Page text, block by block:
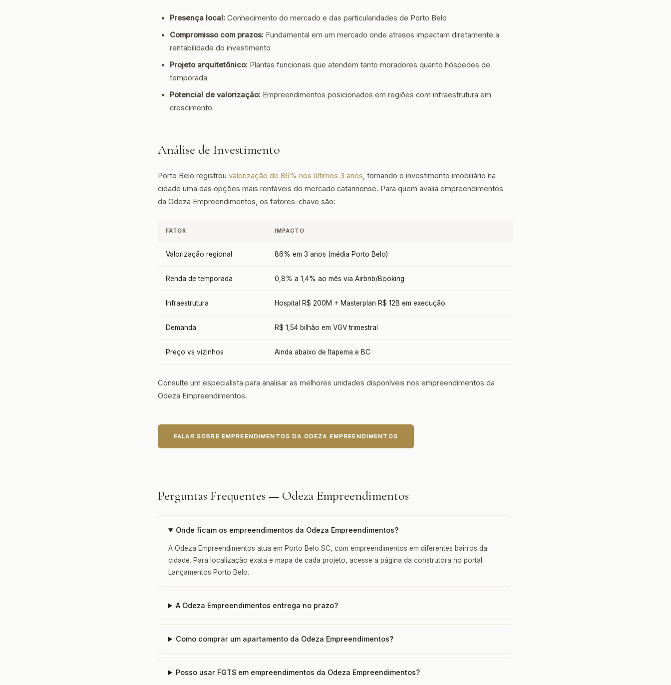
Presença local: Conhecimento do mercado e das particularidades de Porto Belo
Compromisso com prazos: Fundamental em um mercado onde atrasos impactam diretamente a
rentabilidade do investimento
Projeto arquitetônico: Plantas funcionais que atendem tanto moradores quanto hóspedes de
temporada
Potencial de valorização: Empreendimentos posicionados em regiões com infraestrutura em
crescimento
Análise de Investimento
Porto Belo registrou valorização de 86% nos últimos 3 anos, tornando o investimento imobiliário na
cidade uma das opções mais rentáveis do mercado catarinense. Para quem avalia empreendimentos
da Odeza Empreendimentos, os fatores-chave são:
FATOR IMPACTO
Valorização regional 86% em 3 anos (média Porto Belo)
Renda de temporada 0,8% a 1,4% ao mês via Airbnb/Booking
Infraestrutura Hospital R$ 200M + Masterplan R$ 12B em execução
Demanda R$ 1,54 bilhão em VGV trimestral
Preço vs vizinhos Ainda abaixo de Itapema e BC
Consulte um especialista para analisar as melhores unidades disponíveis nos empreendimentos da
Odeza Empreendimentos.
FALAR SOBRE EMPREENDIMENTOS DA ODEZA EMPREENDIMENTOS
Perguntas Frequentes — Odeza Empreendimentos
Onde ficam os empreendimentos da Odeza Empreendimentos?
A Odeza Empreendimentos atua em Porto Belo SC, com empreendimentos em diferentes bairros da
cidade. Para localização exata e mapa de cada projeto, acesse a página da construtora no portal
Lançamentos Porto Belo.
A Odeza Empreendimentos entrega no prazo?
Como comprar um apartamento da Odeza Empreendimentos?
Posso usar FGTS em empreendimentos da Odeza Empreendimentos?